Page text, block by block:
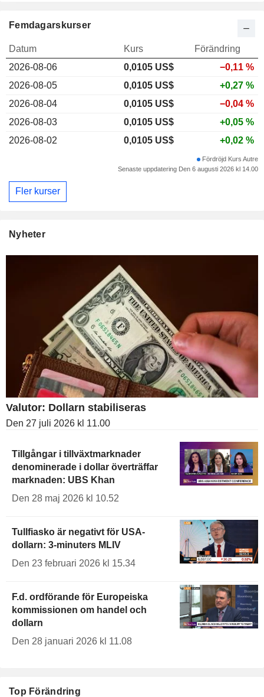
Femdagarskurser
Datum Kurs
Förändring
2026-08-06
0,0105 US$
−0,11 %
2026-08-05
0,0105 US$
+0,27 %
2026-08-04
0,0105 US$
−0,04 %
2026-08-03
0,0105 US$
+0,05 %
2026-08-02
0,0105 US$ +0,02 %
Fördröjd Kurs Autre
Senaste uppdatering Den 6 augusti 2026 kl 14.00
Fler kurser
Nyheter
Valutor: Dollarn stabiliseras
Den 27 juli 2026 kl 11.00
Tillgångar i tillväxtmarknader
denominerade i dollar överträffar
marknaden: UBS Khan
Den 28 maj 2026 kl 10.52
Tullfiasko är negativt för USA-
dollarn: 3-minuters MLIV
Den 23 februari 2026 kl 15.34
F.d. ordförande för Europeiska
kommissionen om handel och
dollarn
Den 28 januari 2026 kl 11.08
Top Förändring